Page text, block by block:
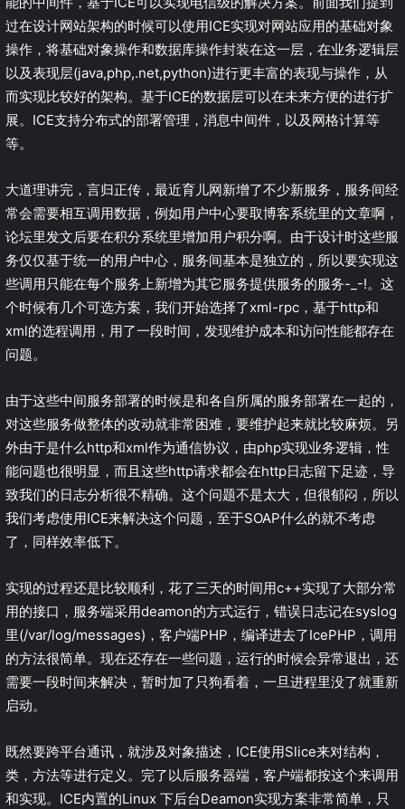
过在设计网站架构的时候可以使用ICE实现对网站应用的基础对象
操作，将基础对象操作和数据库操作封装在这一层，在业务逻辑层
以及表现层(java,php,.net,python)进行更丰富的表现与操作，从
而实现比较好的架构。基于ICE的数据层可以在未来方便的进行扩
展。ICE支持分布式的部署管理，消息中间件，以及网格计算等
等。
大道理讲完，言归正传，最近育儿网新增了不少新服务，服务间经
常会需要相互调用数据，例如用户中心要取博客系统里的文章啊，
论坛里发文后要在积分系统里增加用户积分啊。由于设计时这些服
务仅仅基于统一的用户中心，服务间基本是独立的，所以要实现这
些调用只能在每个服务上新增为其它服务提供服务的服务-_-!。这
个时候有几个可选方案，我们开始选择了xml-rpc，基于http和
xml的选程调用，用了一段时间，发现维护成本和访问性能都存在
问题。
由于这些中间服务部署的时候是和各自所属的服务部署在一起的，
对这些服务做整体的改动就非常困难，要维护起来就比较麻烦。另
外由于是什么http和xml作为通信协议，由php实现业务逻辑，性
能问题也很明显，而且这些http请求都会在http日志留下足迹，导
致我们的日志分析很不精确。这个问题不是太大，但很郁闷，所以
我们考虑使用ICE来解决这个问题，至于SOAP什么的就不考虑
了，同样效率低下。
实现的过程还是比较顺利，花了三天的时间用c++实现了大部分常
用的接口，服务端采用deamon的方式运行，错误日志记在syslog
里(/var/log/messages)，客户端PHP，编译进去了IcePHP，调用
的方法很简单。现在还存在一些问题，运行的时候会异常退出，还
需要一段时间来解决，暂时加了只狗看着，一旦进程里没了就重新
启动。
既然要跨平台通讯，就涉及对象描述，ICE使用Slice来对结构，
类，方法等进行定义。完了以后服务器端，客户端都按这个来调用
和实现。ICE内置的Linux 下后台Deamon实现方案非常简单，只